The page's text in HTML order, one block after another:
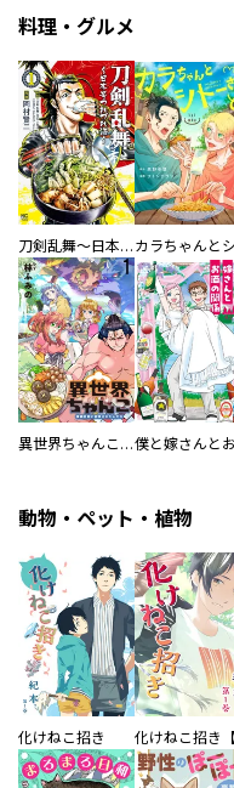
料理・グルメ
刀剣乱舞～日本号つれづれ酒～
異世界ちゃんこ～横綱目前に召喚されたんだが～ 【連載版】
動物・ペット・植物
化けねこ招き